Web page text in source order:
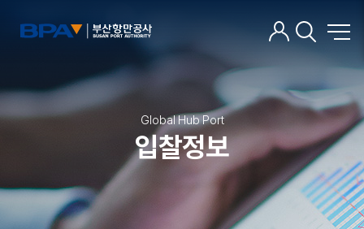
Global Hub Port
입찰정보